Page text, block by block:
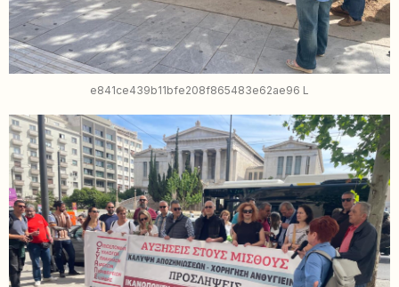
e841ce439b11bfe208f865483e62ae96 L